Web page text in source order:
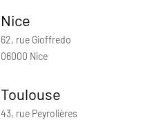
Nice
62, rue Gioffredo
06000 Nice
Toulouse
43, rue Peyrolières